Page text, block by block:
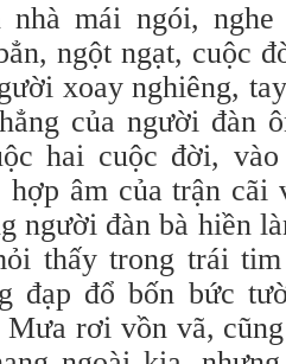
nhà mái ngói,
ngột ngạt, cuộc
xoay nghiêng,
của người đàn
hai cuộc đời,
âm của trận cãi
người đàn bà hiền
thấy trong trái
đạp đổ bốn bức
rơi vồn vã,